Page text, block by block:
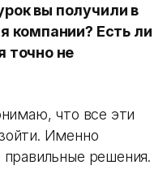
вы получили в
компании? Есть ли
точно не
что все эти
Именно
решения.